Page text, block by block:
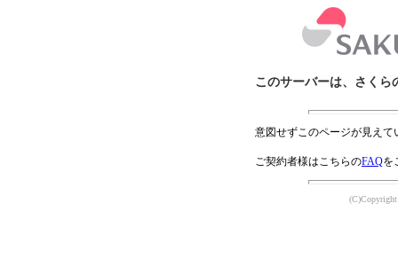
このサーバーは、さくら
意図せずこのページが見え
ご契約者様はこちらのFAQを